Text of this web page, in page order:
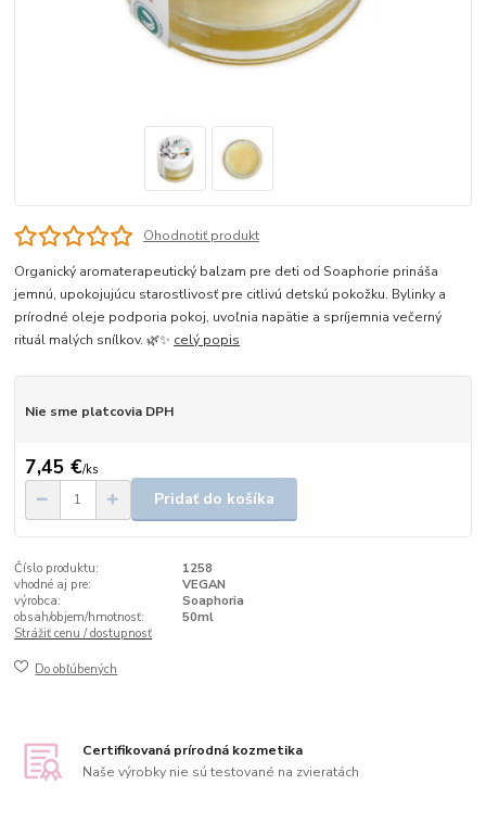
Ohodnotiť produkt
Organický aromaterapeutický balzam pre deti od Soaphorie prináša
jemnú, upokojujúcu starostlivosť pre citlivú detskú pokožku. Bylinky a
prírodné oleje podporia pokoj, uvoľnia napätie a spríjemnia večerný
rituál malých snílkov. 🌿✨ celý popis
Nie sme platcovia DPH
7,45 €/ks
Pridať do košíka
Číslo produktu:
1258
vhodné aj pre:
VEGAN
výrobca:
Soaphoria
obsah/objem/hmotnosť:
50ml
Strážiť cenu / dostupnosť
Do obľúbených
Certifikovaná prírodná kozmetika
Naše výrobky nie sú testované na zvieratách